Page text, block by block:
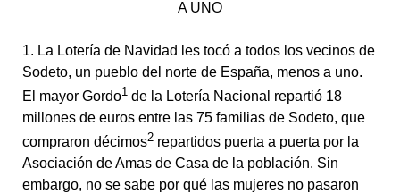
A UNO
1. La Lotería de Navidad les tocó a todos los vecinos de
Sodeto, un pueblo del norte de España, menos a uno.
El mayor Gordo1 de la Lotería Nacional repartió 18
millones de euros entre las 75 familias de Sodeto, que
compraron décimos2 repartidos puerta a puerta por la
Asociación de Amas de Casa de la población. Sin
embargo, no se sabe por qué las mujeres no pasaron